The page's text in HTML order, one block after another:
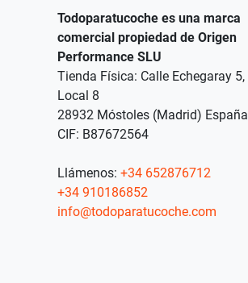
Todoparatucoche es una marca
comercial propiedad de Origen
Performance SLU
Tienda Física: Calle Echegaray 5,
Local 8
28932 Móstoles (Madrid) España
CIF: B87672564
Llámenos: +34 652876712
+34 910186852
info@todoparatucoche.com